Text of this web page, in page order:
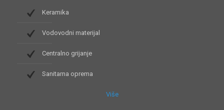
Keramika
Vodovodni materijal
Centralno grijanje
Sanitarna oprema
Više